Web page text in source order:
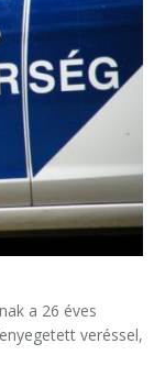
a 26 éves
veréssel,